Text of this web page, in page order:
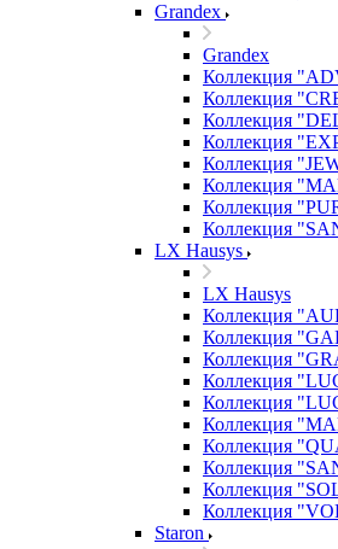
Grandex
Grandex
Коллекция
Коллекция
Коллекция
Коллекция
Коллекция
Коллекция
Коллекция
Коллекция
LX Hausys
LX Hausys
Коллекция
Коллекция
Коллекция
Коллекция
Коллекция
Коллекция
Коллекция
Коллекция
Коллекция
Коллекция
Staron